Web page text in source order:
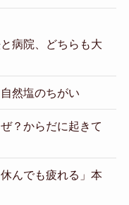
病院、どちらも大
然塩のちがい
？からだに起きて
んでも疲れる」本